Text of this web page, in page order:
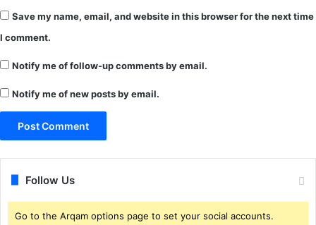
Save my name, email, and website in this browser for the next time
I comment.
Notify me of follow-up comments by email.
Notify me of new posts by email.
Follow Us
Go to the Arqam options page to set your social accounts.